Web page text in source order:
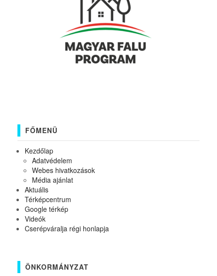
FŐMENÜ
Kezdőlap
Adatvédelem
Webes hivatkozások
Média ajánlat
Aktuális
Térképcentrum
Google térkép
Videók
Cserépváralja régi honlapja
ÖNKORMÁNYZAT